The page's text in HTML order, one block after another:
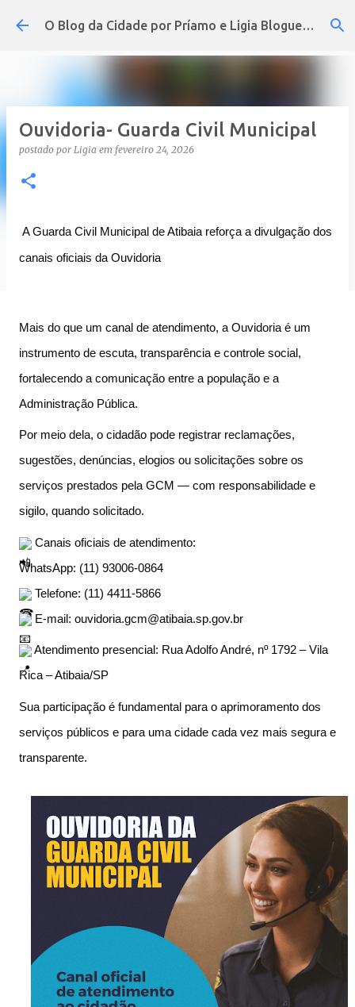
Pular para o conteúdo principal O Blog da Cidade por Príamo e Ligia Blogueira
Ouvidoria- Guarda Civil Municipal
postado por Ligia em fevereiro 24, 2026
A Guarda Civil Municipal de Atibaia reforça a divulgação dos
canais oficiais da Ouvidoria
Mais do que um canal de atendimento, a Ouvidoria é um
instrumento de escuta, transparência e controle social,
fortalecendo a comunicação entre a população e a
Administração Pública.
Por meio dela, o cidadão pode registrar reclamações,
sugestões, denúncias, elogios ou solicitações sobre os
serviços prestados pela GCM — com responsabilidade e
sigilo, quando solicitado.
Canais oficiais de atendimento:
WhatsApp: (11) 93006-0864
Telefone: (11) 4411-5866
E-mail: ouvidoria.gcm@atibaia.sp.gov.br
Atendimento presencial: Rua Adolfo André, nº 1792 – Vila
Rica – Atibaia/SP
Sua participação é fundamental para o aprimoramento dos
serviços públicos e para uma cidade cada vez mais segura e
transparente.